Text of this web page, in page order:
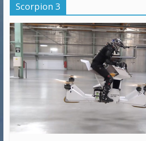
Scorpion 3